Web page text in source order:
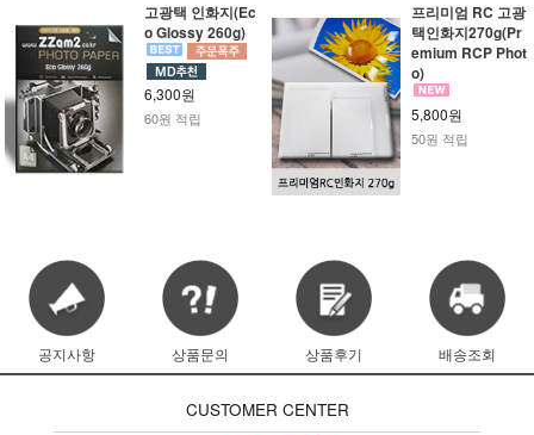
고광택 인화지(Ec
o Glossy 260g)
6,300원
60원 적립
프리미엄 RC 고광
택인화지270g(Pr
emium RCP Phot
o)
5,800원
50원 적립
공지사항 상품문의 상품후기 배송조회
CUSTOMER CENTER